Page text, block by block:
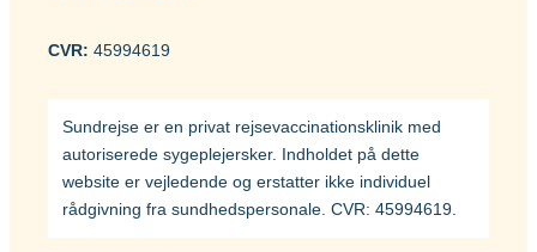
CVR: 45994619
Sundrejse er en privat rejsevaccinationsklinik med
autoriserede sygeplejersker. Indholdet på dette
website er vejledende og erstatter ikke individuel
rådgivning fra sundhedspersonale. CVR: 45994619.